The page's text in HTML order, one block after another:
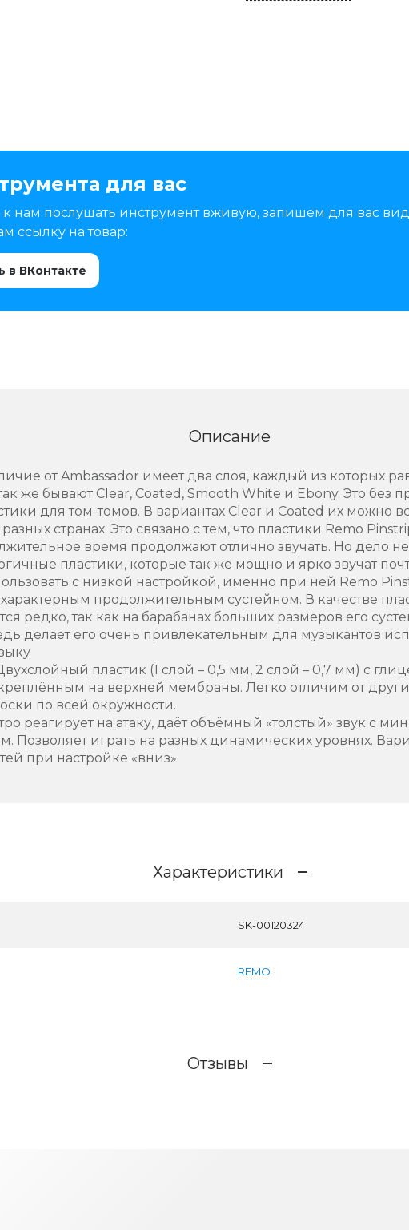
для вас
нам послушать инструмент вживую, запишем для вас
ссылку на товар:
в ВКонтакте
Описание
от Ambassador имеет два слоя, каждый из которых
же бывают Clear, Coated, Smooth White и Ebony. Это без
для том-томов. В вариантах Clear и Coated их можно
странах. Это связано с тем, что пластики Remo
время продолжают отлично звучать. Но дело не
пластики, которые так же мощно и ярко звучат
с низкой настройкой, именно при ней Remo
характерным продолжительным сустейном. В качестве
редко, так как на барабанах больших размеров его
делает его очень привлекательным для музыкантов
пластик (1 слой – 0,5 мм, 2 слой – 0,7 мм) с
на верхней мембраны. Легко отличим от
по всей окружности.
реагирует на атаку, даёт объёмный «толстый» звук с
Позволяет играть на разных динамических уровнях.
при настройке «вниз».
Характеристики
SK-00120324
REMO
Отзывы